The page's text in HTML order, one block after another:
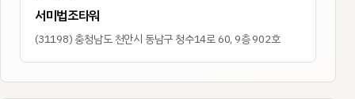
서미법조타워
(31198)충청남도 천안시 동남구 청수14로 60, 9층 902호